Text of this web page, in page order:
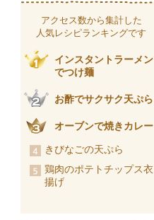
アクセス数から集計した
人気レシピランキングです
インスタントラーメン
でつけ麺
お酢でサクサク天ぷら
オーブンで焼きカレー
きびなごの天ぷら
鶏肉のポテトチップス衣
揚げ